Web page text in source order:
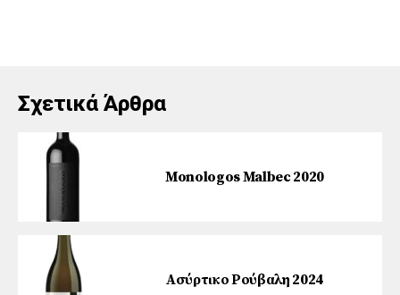
Σχετικά Άρθρα
Monologos Malbec 2020
Ασύρτικο Ρούβαλη 2024